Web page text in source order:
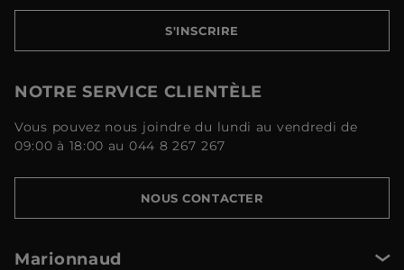
S'INSCRIRE
NOTRE SERVICE CLIENTÈLE
Vous pouvez nous joindre du lundi au vendredi de
09:00 à 18:00 au 044 8 267 267
NOUS CONTACTER
Marionnaud